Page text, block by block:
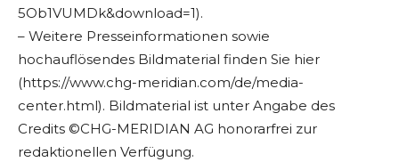
5Ob1VUMDk&download=1).
– Weitere Presseinformationen sowie
hochauflösendes Bildmaterial finden Sie hier
(https://www.chg-meridian.com/de/media-
center.html). Bildmaterial ist unter Angabe des
Credits ©CHG-MERIDIAN AG honorarfrei zur
redaktionellen Verfügung.